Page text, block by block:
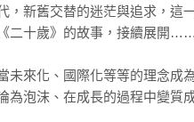
，新舊交替的迷茫與追求，這
二十歲》的故事，接續展開……
未來化、國際化等等的理念成
為泡沫、在成長的過程中變質